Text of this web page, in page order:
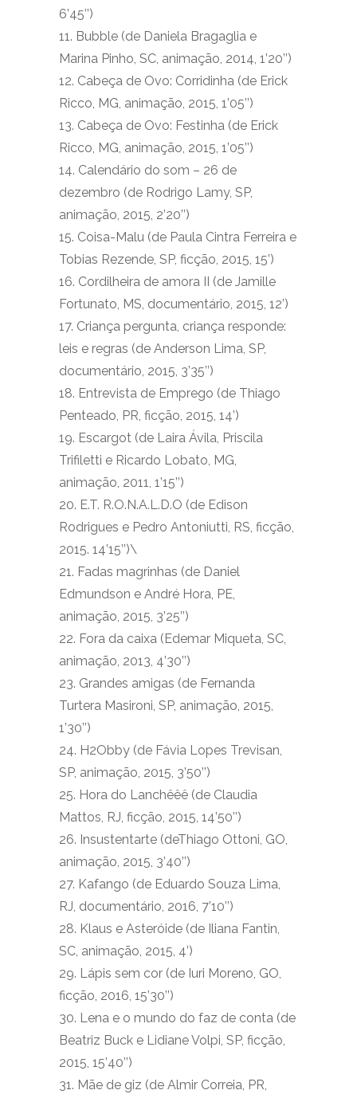
6’45’’)
11. Bubble (de Daniela Bragaglia e
Marina Pinho, SC, animação, 2014, 1’20’’)
12. Cabeça de Ovo: Corridinha (de Erick
Ricco, MG, animação, 2015, 1’05’’)
13. Cabeça de Ovo: Festinha (de Erick
Ricco, MG, animação, 2015, 1’05’’)
14. Calendário do som – 26 de
dezembro (de Rodrigo Lamy, SP,
animação, 2015, 2’20’’)
15. Coisa-Malu (de Paula Cintra Ferreira e
Tobias Rezende, SP, ficção, 2015, 15’)
16. Cordilheira de amora II (de Jamille
Fortunato, MS, documentário, 2015, 12’)
17. Criança pergunta, criança responde:
leis e regras (de Anderson Lima, SP,
documentário, 2015, 3’35’’)
18. Entrevista de Emprego (de Thiago
Penteado, PR, ficção, 2015, 14’)
19. Escargot (de Laira Ávila, Priscila
Trifiletti e Ricardo Lobato, MG,
animação, 2011, 1’15’’)
20. E.T. R.O.N.A.L.D.O (de Edison
Rodrigues e Pedro Antoniutti, RS, ficção,
2015. 14’15’’)\
21. Fadas magrinhas (de Daniel
Edmundson e André Hora, PE,
animação, 2015, 3’25’’)
22. Fora da caixa (Edemar Miqueta, SC,
animação, 2013, 4’30’’)
23. Grandes amigas (de Fernanda
Turtera Masironi, SP, animação, 2015,
1’30’’)
24. H2Obby (de Fávia Lopes Trevisan,
SP, animação, 2015, 3’50’’)
25. Hora do Lanchêêê (de Claudia
Mattos, RJ, ficção, 2015, 14’50’’)
26. Insustentarte (deThiago Ottoni, GO,
animação, 2015, 3’40’’)
27. Kafango (de Eduardo Souza Lima,
RJ, documentário, 2016, 7’10’’)
28. Klaus e Asteróide (de Iliana Fantin,
SC, animação, 2015, 4’)
29. Lápis sem cor (de Iuri Moreno, GO,
ficção, 2016, 15’30’’)
30. Lena e o mundo do faz de conta (de
Beatriz Buck e Lidiane Volpi, SP, ficção,
2015, 15’40’’)
31. Mãe de giz (de Almir Correia, PR,